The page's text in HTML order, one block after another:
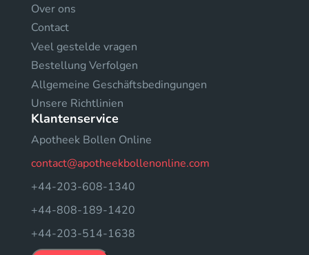
Over ons
Contact
Veel gestelde vragen
Bestellung Verfolgen
Allgemeine Geschäftsbedingungen
Unsere Richtlinien
Klantenservice
Apotheek Bollen Online
contact@apotheekbollenonline.com
+44-203-608-1340
+44-808-189-1420
+44-203-514-1638